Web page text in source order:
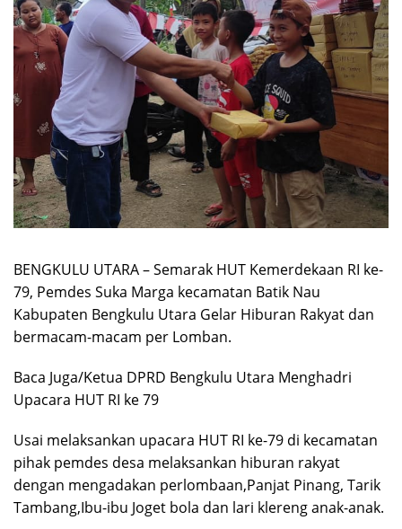
BENGKULU UTARA – Semarak HUT Kemerdekaan RI ke-
79, Pemdes Suka Marga kecamatan Batik Nau
Kabupaten Bengkulu Utara Gelar Hiburan Rakyat dan
bermacam-macam per Lomban.
Baca Juga/Ketua DPRD Bengkulu Utara Menghadri
Upacara HUT RI ke 79
Usai melaksankan upacara HUT RI ke-79 di kecamatan
pihak pemdes desa melaksankan hiburan rakyat
dengan mengadakan perlombaan,Panjat Pinang, Tarik
Tambang,Ibu-ibu Joget bola dan lari klereng anak-anak.